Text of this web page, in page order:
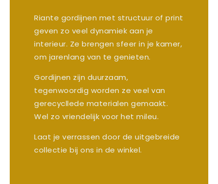
Riante gordijnen met structuur of print
geven zo veel dynamiek aan je
interieur. Ze brengen sfeer in je kamer,
om jarenlang van te genieten.
Gordijnen zijn duurzaam,
tegenwoordig worden ze veel van
gerecycllede materialen gemaakt.
Wel zo vriendelijk voor het mileu.
Laat je verrassen door de uitgebreide
collectie bij ons in de winkel.